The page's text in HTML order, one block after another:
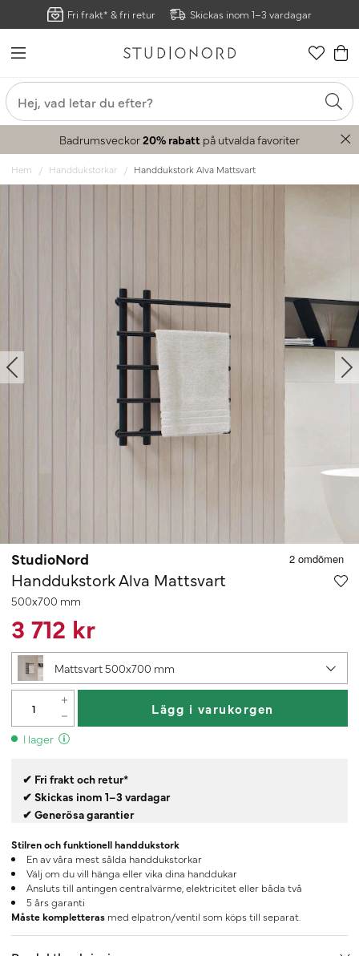
Fri frakt* & fri retur Skickas inom 1–3 vardagar
Badrumsveckor20% rabatt på utvalda favoriter
Hem Handdukstorkar Handdukstork Alva Mattsvart
StudioNord
Handdukstork Alva Mattsvart
500x700 mm
3 712 kr
Mattsvart 500x700 mm
Lägg i varukorgen
I lager
✔ Fri frakt och retur*
✔ Skickas inom 1–3 vardagar
✔ Generösa garantier
Stilren och funktionell handdukstork
En av våra mest sålda handdukstorkar
Välj om du vill hänga eller vika dina handdukar
Ansluts till antingen centralvärme, elektricitet eller båda två
5 års garanti
Måste kompletteras med elpatron/ventil som köps till separat.